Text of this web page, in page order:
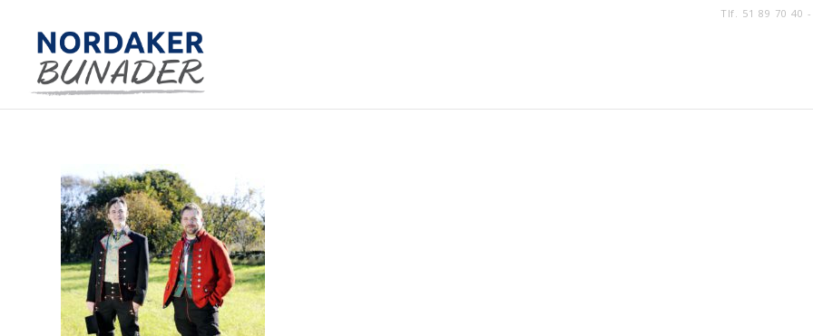
Tlf. 51 89 70 40